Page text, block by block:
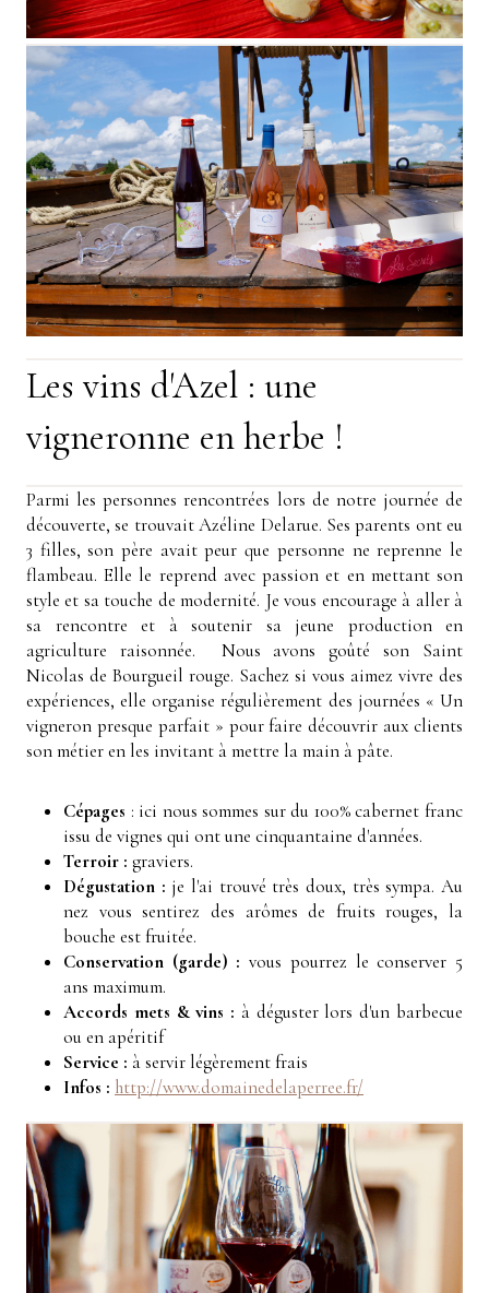
Les vins d'Azel : une
vigneronne en herbe !
Parmi les personnes rencontrées lors de notre journée de
découverte, se trouvaitAzéline Delarue. Ses parents ont eu
3 filles, son père avait peur que personne ne reprenne le
flambeau. Elle le reprend avec passion et en mettant son
style et sa touche de modernité. Je vous encourage à aller à
sa rencontre et à soutenir sa jeune production en
agriculture raisonnée. Nous avons goûté son Saint
Nicolas de Bourgueil rouge. Sachez si vous aimez vivre des
expériences, elle organise régulièrement des journées « Un
vigneron presque parfait » pour faire découvrir aux clients
son métier en les invitant à mettre la main à pâte.
Cépages : ici nous sommes sur du 100% cabernet franc
issu de vignes qui ont une cinquantaine d'années.
Terroir : graviers.
Dégustation : je l'ai trouvé très doux, très sympa. Au
nez vous sentirez des arômes de fruits rouges, la
bouche est fruitée.
Conservation (garde) : vous pourrez le conserver 5
ans maximum.
Accords mets & vins : à déguster lors d'un barbecue
ou en apéritif
Service : à servir légèrement frais
Infos : http://www.domainedelaperree.fr/